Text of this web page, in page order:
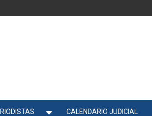
CALENDARIO JUDICIAL